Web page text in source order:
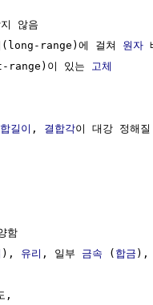
않음
(long-range)에 걸쳐 원자
range)이 있는 고체
길이 , 결합각이 대강 정해
함
), 유리 , 일부 금속 ( 합금
,